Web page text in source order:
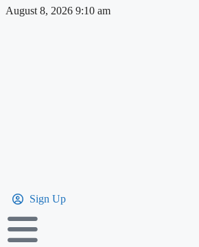
August 8, 2026 9:10 am
Sign Up